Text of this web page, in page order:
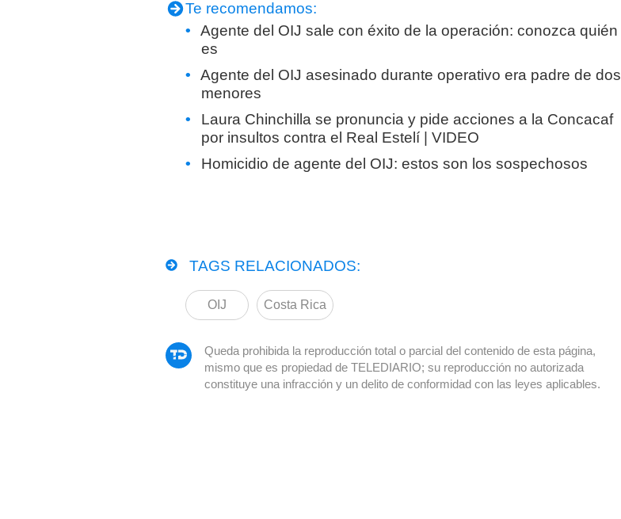
Te recomendamos:
Agente del OIJ sale con éxito de la operación: conozca quién
es
Agente del OIJ asesinado durante operativo era padre de dos
menores
Laura Chinchilla se pronuncia y pide acciones a la Concacaf
por insultos contra el Real Estelí | VIDEO
Homicidio de agente del OIJ: estos son los sospechosos
TAGS RELACIONADOS:
OIJ Costa Rica
Queda prohibida la reproducción total o parcial del contenido de esta página,
mismo que es propiedad de TELEDIARIO; su reproducción no autorizada
constituye una infracción y un delito de conformidad con las leyes aplicables.